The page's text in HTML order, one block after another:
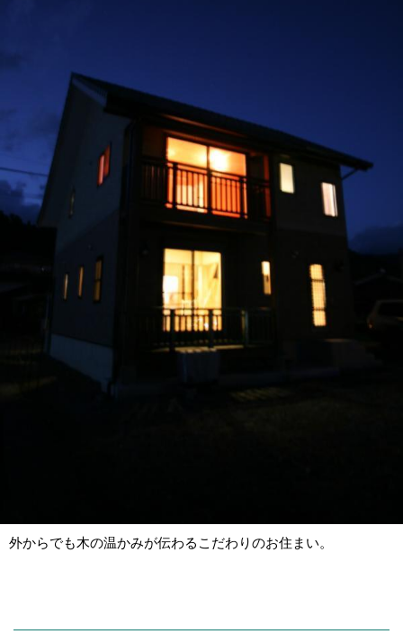
外からでも木の温かみが伝わるこだわりのお住まい。